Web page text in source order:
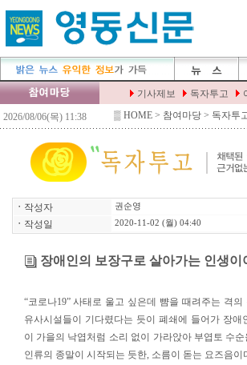
▒ HOME > 참여마당 > 독자투
ㆍ 작성자 권순영
ㆍ 작성일 2020-11-02 (월) 04:40
장애인의 보장구로 살아가는 인생이
“코로나19” 사태로 울고 싶은데 뺨을 때려주는 격
유사시설들이 기다렸다는 듯이 폐쇄에 들어가 장
이 가을의 낙엽처럼 소리 없이 가라앉아 부엽토 수
인류의 종말이 시작되는 듯한, 소름이 돋는 요즈음이